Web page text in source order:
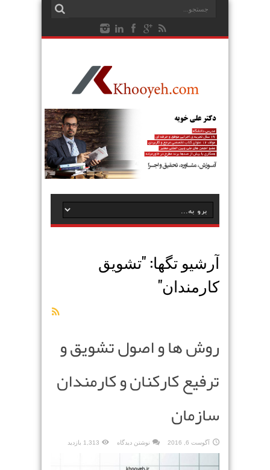
آرشیو تگها: "تشویق
کارمندان"
روش ها و اصول تشویق و
ترفیع کارکنان و کارمندان
سازمان
آگوست 6, 2016 نوشتن دیدگاه 1,313 بازدید